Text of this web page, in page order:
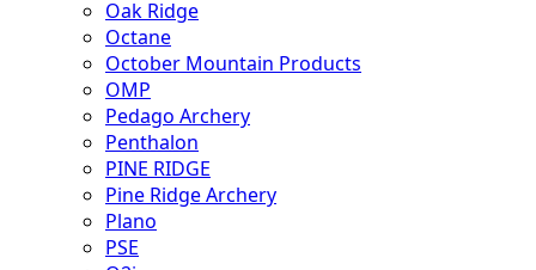
Oak Ridge
Octane
October Mountain Products
OMP
Pedago Archery
Penthalon
PINE RIDGE
Pine Ridge Archery
Plano
PSE